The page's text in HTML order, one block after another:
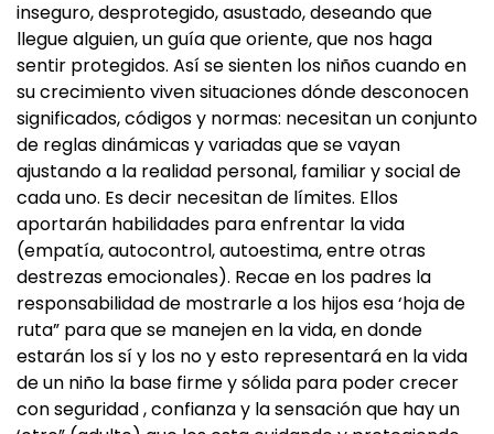
inseguro, desprotegido, asustado, deseando que
llegue alguien, un guía que oriente, que nos haga
sentir protegidos. Así se sienten los niños cuando en
su crecimiento viven situaciones dónde desconocen
significados, códigos y normas: necesitan un conjunto
de reglas dinámicas y variadas que se vayan
ajustando a la realidad personal, familiar y social de
cada uno. Es decir necesitan de límites. Ellos
aportarán habilidades para enfrentar la vida
(empatía, autocontrol, autoestima, entre otras
destrezas emocionales). Recae en los padres la
responsabilidad de mostrarle a los hijos esa ‘hoja de
ruta” para que se manejen en la vida, en donde
estarán los sí y los no y esto representará en la vida
de un niño la base firme y sólida para poder crecer
con seguridad , confianza y la sensación que hay un